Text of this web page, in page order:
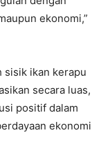
ekonomi,”
sisik ikan kerapu
secara luas,
positif dalam
ekonomi